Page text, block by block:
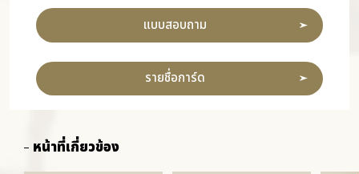
แบบสอบถาม
รายชื่อการ์ด
หน้าที่เกี่ยวข้อง